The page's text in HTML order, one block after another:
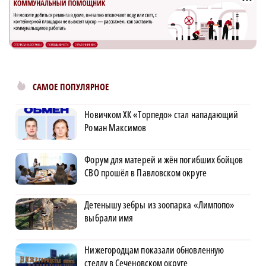
САМОЕ ПОПУЛЯРНОЕ
Новичком ХК «Торпедо» стал нападающий
Роман Максимов
Форум для матерей и жён погибших бойцов
СВО прошёл в Павловском округе
Детенышу зебры из зоопарка «Лимпопо»
выбрали имя
Нижегородцам показали обновленную
стеллу в Сеченовском округе